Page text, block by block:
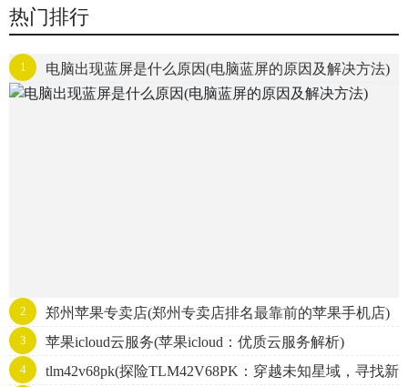
热门排行
1 电脑出现蓝屏是什么原因(电脑蓝屏的原因及解决方法)
2 郑州苹果专卖店(郑州专卖店排名最靠前的苹果手机店)
3 苹果icloud云服务(苹果icloud：优质云服务解析)
4
tlm42v68pk(探险TLM42V68PK：穿越未知星域，寻找新